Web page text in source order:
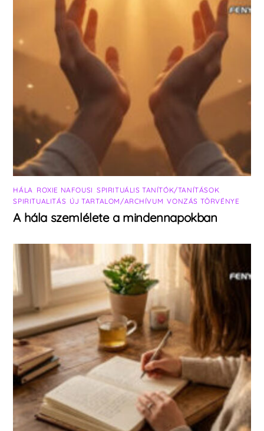
HÁLA ROXIE NAFOUSI SPIRITUÁLIS TANÍTÓK/TANÍTÁSOK
SPIRITUALITÁS ÚJ TARTALOM/ARCHÍVUM ,VONZÁS TÖRVÉNYE
A hála szemlélete a mindennapokban